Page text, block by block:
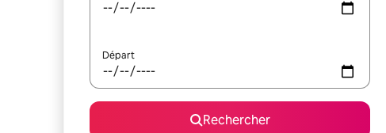
Départ
Rechercher